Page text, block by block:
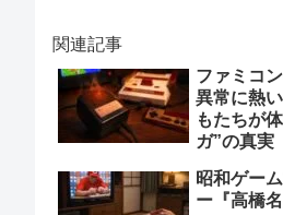
関連記事
ファミコ
異常に熱
もたちが
ガ”の真実
昭和ゲー
ー『高橋